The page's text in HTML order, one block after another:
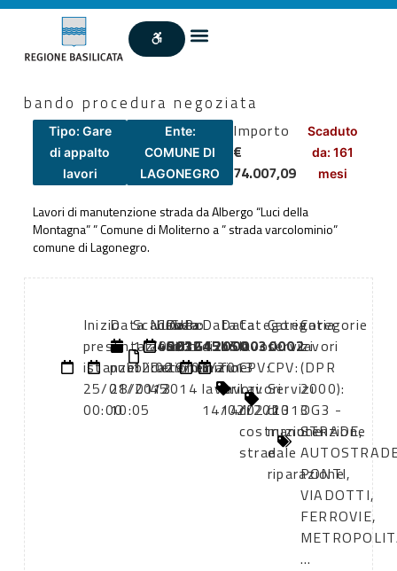
bando procedura negoziata
Tipo: Gare
di appalto
lavori
Ente:
COMUNE DI
LAGONEGRO
Importo
€
74.007,09
Scaduto
da: 161
mesi
Lavori di manutenzione strada da Albergo “Luci della
Montagna” ” Comune di Moliterno a ” strada varcolominio”
comune di Lagonegro.
Inizio
presentazione
istanze:
25/01/2013
00:00
Data
di
pubblicazione:
28/01/2014
10:05
Scadenza:
11/02/2013
12:00
Numero
atto:
Determina
45
Data
atto:
29/01/2013
CIG:
4901245b50
CUP:
G63G12000030002
Data
di
inizio
lavori:
14/02/2013
Data
di
fine
lavori:
14/02/2013
Categoria
lavori
CPV:
Lavori
di
costruzione
stradale
Categoria
servizi
CPV:
Servizi
di
manutenzione
e
riparazione
Categorie
lavori
(DPR
2000):
OG3 -
STRADE,
PONTI,
VIADOTTI,
FERROVIE,
...